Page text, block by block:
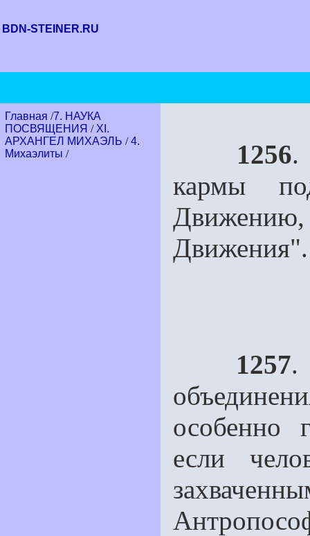
BDN-STEINER.RU
Главная /7. НАУКА
ПОСВЯЩЕНИЯ / XI.
АРХАНГЕЛ МИХАЭЛЬ /4.
Михаэлиты / 1256.
кармы
Движения".
1257.
особенно
если